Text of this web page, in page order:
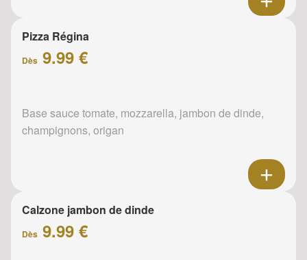
Pizza Régina
Dès 9.99 €
Base sauce tomate, mozzarella, jambon de dinde,
champignons, origan
Calzone jambon de dinde
Dès 9.99 €